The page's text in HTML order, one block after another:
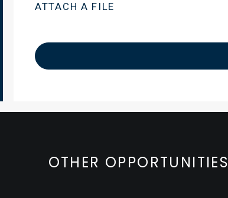
ATTACH A FILE
OTHER OPPORTUNITIES